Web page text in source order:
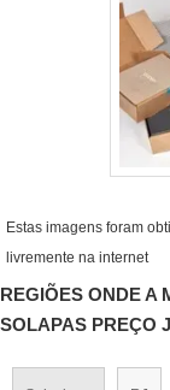
Estas imagens foram
livremente na internet
REGIÕES ONDE A
SOLAPAS PREÇO